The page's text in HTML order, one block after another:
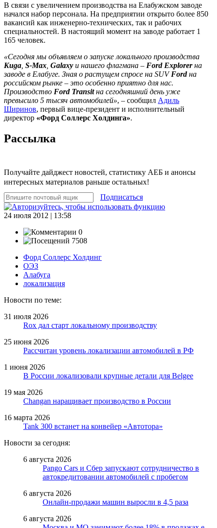
В связи с увеличением производства на Елабужском заводе
начался набор персонала. На предприятии открыто более 850
вакансий как инженерно-технических, так и рабочих
специальностей. В настоящий момент на заводе работает 1
165 человек.
«Сегодня мы объявляем о запуске локального производства
Kuga S-Max Galaxy и нашего флагмана – Ford Explorerна
заводе в Елабуге. Зная о растущем спросе на SUVFordна
российском рынке – это особенно приятно для нас.
Производство Ford Transitна сегодняшний день уже
превысило 5 тысяч автомобилей», – сообщил Адиль
Ширинов, первый вице-президент и исполнительный
директор «Форд Соллерс Холдинга».
Рассылка
Получайте дайджест новостей, статистику АЕБ и анонсы
интересных материалов раньше остальных!
Подписаться
24 июля 2012 | 13:58
0
7508
Форд Соллерс Холдинг
ОЭЗ
Алабуга
локализация
Новости по теме:
31 июля 2026
Rox дал старт локальному производству
25 июня 2026
Рассчитан уровень локализации автомобилей в РФ
1 июня 2026
В России локализовали крупные детали для Belgee
19 мая 2026
Changan наращивает производство в России
16 марта 2026
Tank 300 встанет на конвейер «Автотора»
Новости за сегодня:
6 августа 2026
Pango Cars и Сбер запускают сотрудничество в
автокредитовании автомобилей с пробегом
6 августа 2026
Онлайн-продажи машин выросли в 4,5 раза
6 августа 2026